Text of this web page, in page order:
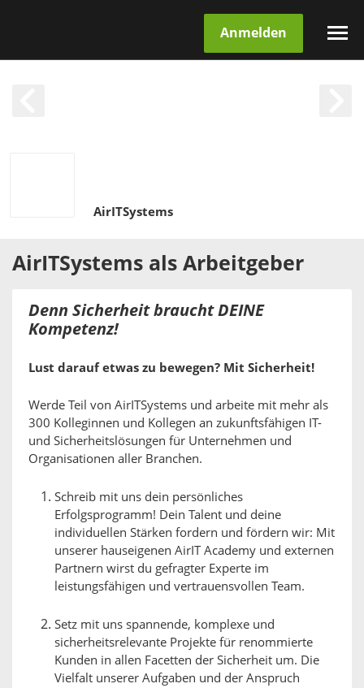
Anmelden
AirITSystems
AirITSystems als Arbeitgeber
Denn Sicherheit braucht DEINE
Kompetenz!
Lust darauf etwas zu bewegen? Mit Sicherheit!
Werde Teil von AirITSystems und arbeite mit mehr als
300 Kolleginnen und Kollegen an zukunftsfähigen IT-
und Sicherheitslösungen für Unternehmen und
Organisationen aller Branchen.
Schreib mit uns dein persönliches
Erfolgsprogramm! Dein Talent und deine
individuellen Stärken fordern und fördern wir: Mit
unserer hauseigenen AirIT Academy und externen
Partnern wirst du gefragter Experte im
leistungsfähigen und vertrauensvollen Team.
Setz mit uns spannende, komplexe und
sicherheitsrelevante Projekte für renommierte
Kunden in allen Facetten der Sicherheit um. Die
Vielfalt unserer Aufgaben und der Anspruch